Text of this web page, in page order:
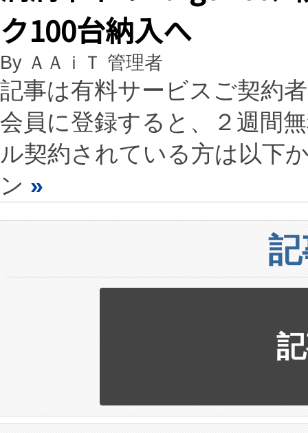
ク100台納入へ
By ＡＡｉＴ 管理者
記事は有料サービスご契約
会員に登録すると、２週間
ル契約されている方は以下
ン »